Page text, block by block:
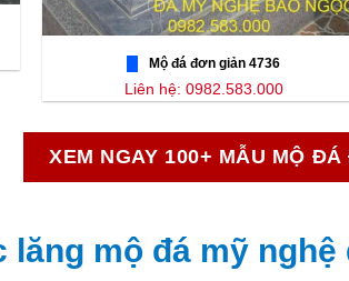
Mộ đá đơn giản 4736
Liên hệ: 0982.583.000
XEM NGAY 100+ MẪU MỘ
lăng mộ đá mỹ